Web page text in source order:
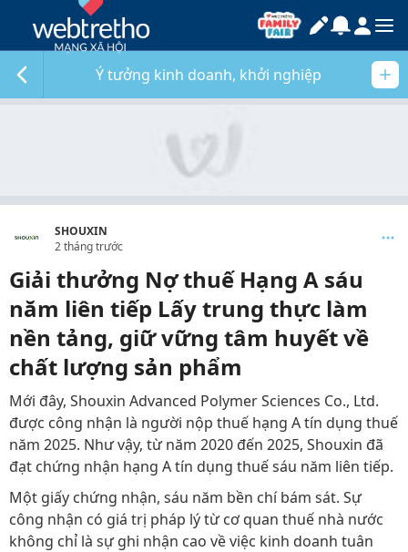
Ý tưởng kinh doanh, khởi nghiệp
SHOUXIN
2 tháng trước
Giải thưởng Nợ thuế Hạng A sáu
năm liên tiếp Lấy trung thực làm
nền tảng, giữ vững tâm huyết về
chất lượng sản phẩm
Mới đây, Shouxin Advanced Polymer Sciences Co., Ltd.
được công nhận là người nộp thuế hạng A tín dụng thuế
năm 2025. Như vậy, từ năm 2020 đến 2025, Shouxin đã
đạt chứng nhận hạng A tín dụng thuế sáu năm liên tiếp.
Một giấy chứng nhận, sáu năm bền chí bám sát. Sự
công nhận có giá trị pháp lý từ cơ quan thuế nhà nước
không chỉ là sự ghi nhận cao về việc kinh doanh tuân